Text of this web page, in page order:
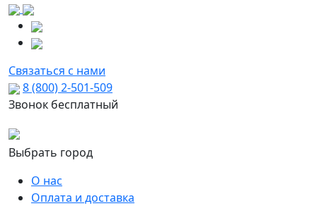
Связаться с нами
8 (800) 2-501-509
Звонок бесплатный
Выбрать город
О нас
Оплата и доставка